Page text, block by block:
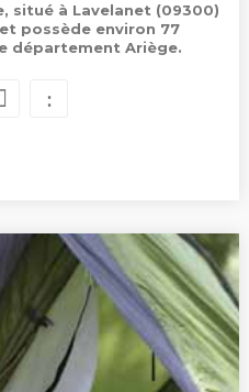
situé à Lavelanet (09300)
possède environ 77
département Ariège.